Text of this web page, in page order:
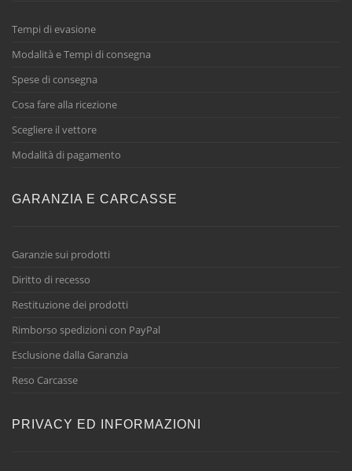
Tempi di evasione
Modalità e Tempi di consegna
Spese di consegna
Cosa fare alla ricezione
Scegliere il vettore
Modalità di pagamento
GARANZIA E CARCASSE
Garanzie sui prodotti
Diritto di recesso
Restituzione dei prodotti
Rimborso spedizioni con PayPal
Esclusione dalla Garanzia
Reso Carcasse
PRIVACY ED INFORMAZIONI